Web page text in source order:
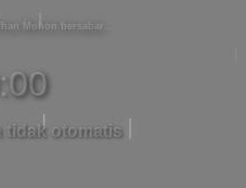
Mohon bersabar
tidak otomatis